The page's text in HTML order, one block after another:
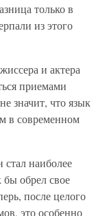
только в
из этого
и актера
приемами
значит, что язык
в современном
наиболее
обрел свое
после целого
это особенно